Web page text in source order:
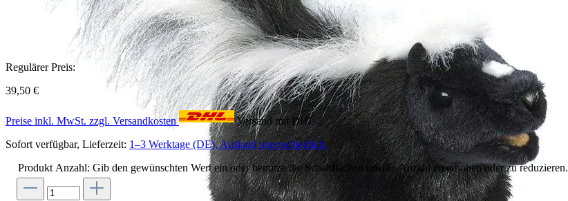
Regulärer Preis:
39,50 €
Preise inkl. MwSt. zzgl. Versandkosten
Versand mit DHL
Sofort verfügbar, Lieferzeit: 1–3 Werktage (DE), Ausland unterschiedlich.
Produkt Anzahl: Gib den gewünschten Wert ein oder benutze die Schaltflächen um die Anzahl zu erhöhen oder zu reduzieren.